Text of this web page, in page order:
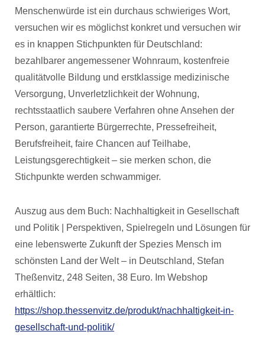
Menschenwürde ist ein durchaus schwieriges Wort,
versuchen wir es möglichst konkret und versuchen wir
es in knappen Stichpunkten für Deutschland:
bezahlbarer angemessener Wohnraum, kostenfreie
qualitätvolle Bildung und erstklassige medizinische
Versorgung, Unverletzlichkeit der Wohnung,
rechtsstaatlich saubere Verfahren ohne Ansehen der
Person, garantierte Bürgerrechte, Pressefreiheit,
Berufsfreiheit, faire Chancen auf Teilhabe,
Leistungsgerechtigkeit – sie merken schon, die
Stichpunkte werden schwammiger.
Auszug aus dem Buch: Nachhaltigkeit in Gesellschaft
und Politik | Perspektiven, Spielregeln und Lösungen für
eine lebenswerte Zukunft der Spezies Mensch im
schönsten Land der Welt – in Deutschland, Stefan
Theßenvitz, 248 Seiten, 38 Euro. Im Webshop
erhältlich:
https://shop.thessenvitz.de/produkt/nachhaltigkeit-in-
gesellschaft-und-politik/